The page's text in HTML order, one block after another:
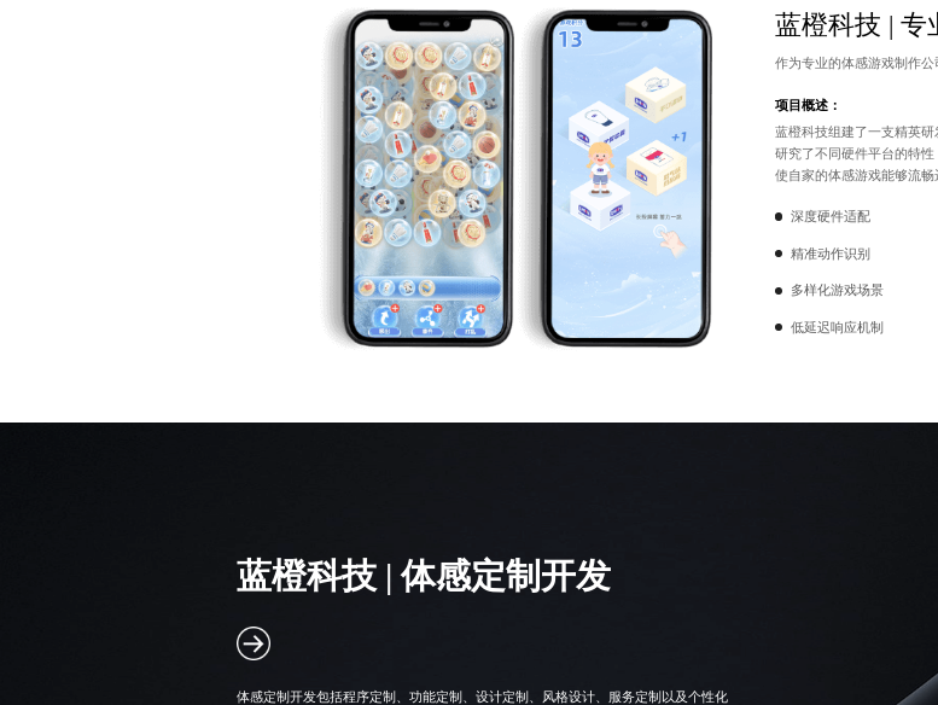
蓝橙科技 | 专
作为专业的体感游戏制作公
项目概述：
蓝橙科技组建了一支精英
研究了不同硬件平台的特
使自家的体感游戏能够流畅
深度硬件适配
精准动作识别
多样化游戏场景
低延迟响应机制
蓝橙科技 |体感定制开发
体感定制开发包括程序定制、功能定制、设计定制、风格设计、服务定制以及个性化